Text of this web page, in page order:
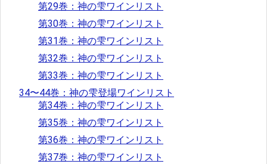
第29巻：神の雫ワインリスト
第30巻：神の雫ワインリスト
第31巻：神の雫ワインリスト
第32巻：神の雫ワインリスト
第33巻：神の雫ワインリスト
34〜44巻：神の雫登場ワインリスト
第34巻：神の雫ワインリスト
第35巻：神の雫ワインリスト
第36巻：神の雫ワインリスト
第37巻：神の雫ワインリスト